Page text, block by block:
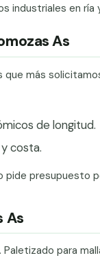
industriales en ría
As
más
de longitud.
costa.
presupuesto
As
Paletizado para